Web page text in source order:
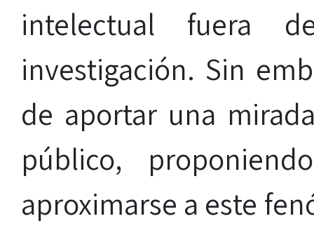
intelectual fuera
investigación. Sin
de aportar una
público,
aproximarse a este